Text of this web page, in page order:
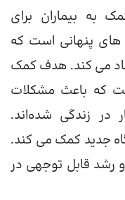
به بیماران برای
های پنهانی است که
می کند. هدف کمک
که باعث مشکلات
در زندگی شده‌اند.
جدید کمک می کند.
رشد قابل توجهی در